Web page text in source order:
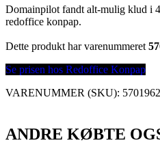
Domainpilot fandt alt-mulig klud i
redoffice konpap.
Dette produkt har varenummeret
Se prisen hos Redoffice Konpap
VARENUMMER (SKU):
ANDRE KØBTE